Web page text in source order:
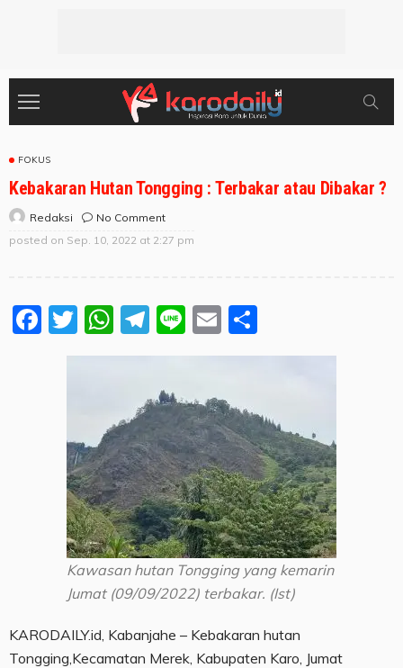
FOKUS
Kebakaran Hutan Tongging : Terbakar atau Dibakar ?
Redaksi
No Comment
posted on Sep. 10, 2022 at 2:27 pm
Facebook
Twitter
WhatsApp
Telegram
LineEmail
Kawasan hutan Tongging yang kemarin
Jumat (09/09/2022) terbakar. (Ist)
KARODAILY.id, Kabanjahe – Kebakaran hutan
Tongging,Kecamatan Merek, Kabupaten Karo, Jumat